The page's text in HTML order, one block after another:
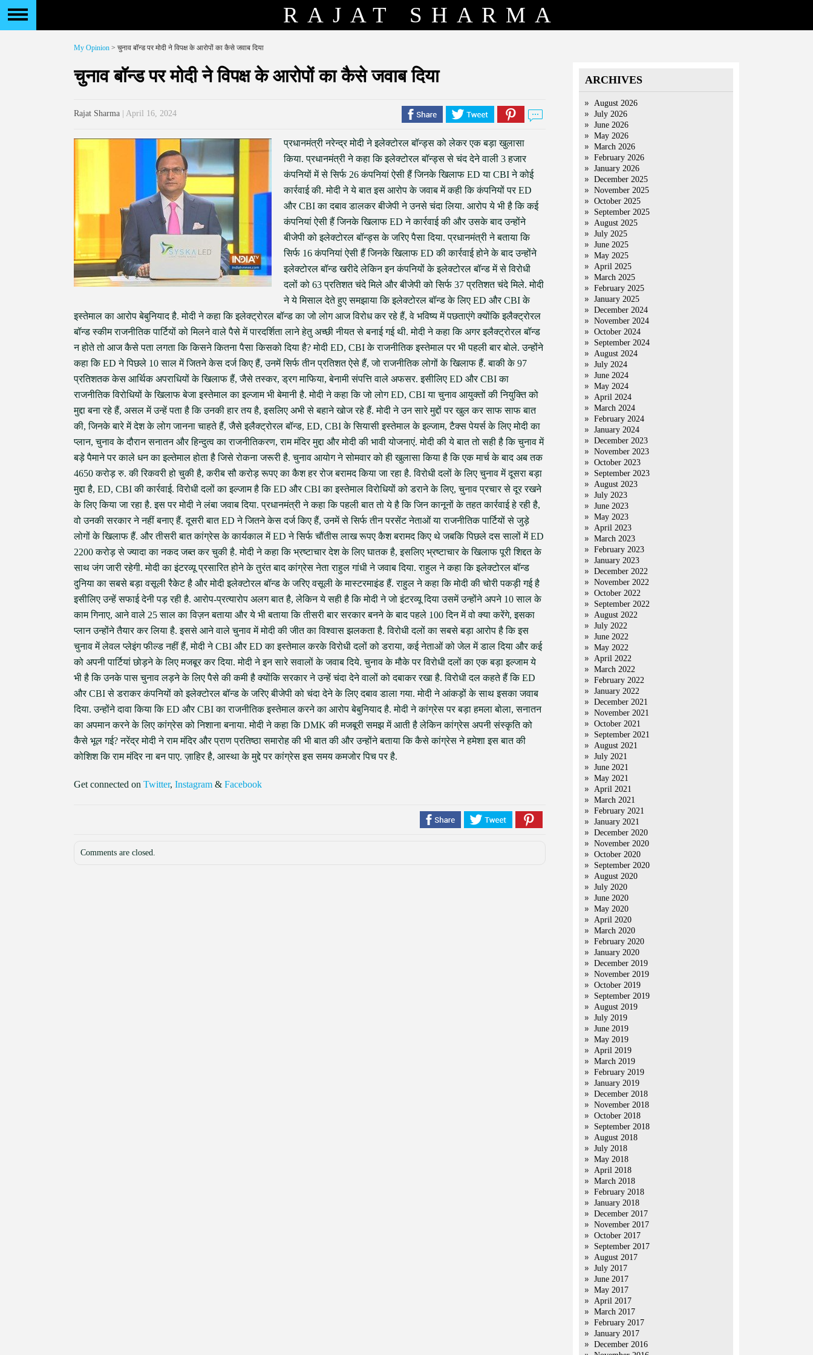
RAJAT SHARMA
My Opinion > चुनाव बॉन्ड पर मोदी ने विपक्ष के आरोपों का कैसे जवाब दिया
चुनाव बॉन्ड पर मोदी ने विपक्ष के आरोपों का कैसे जवाब दिया
Rajat Sharma | April 16, 2024
प्रधानमंत्री नरेन्द्र मोदी ने इलेक्टोरल बॉन्ड्स को लेकर एक बड़ा खुलासा
किया. प्रधानमंत्री ने कहा कि इलेक्टोरल बॉन्ड्स से चंद देने वाली 3 हजार
कंपनियों में से सिर्फ 26 कंपनियां ऐसी हैं जिनके खिलाफ ED या CBI ने कोई
कार्रवाई की. मोदी ने ये बात इस आरोप के जवाब में कही कि कंपनियों पर ED
और CBI का दबाव डालकर बीजेपी ने उनसे चंदा लिया. आरोप ये भी है कि कई
कंपनियां ऐसी हैं जिनके खिलाफ ED ने कार्रवाई की और उसके बाद उन्होंने
बीजेपी को इलेक्टोरल बॉन्ड्स के जरिए पैसा दिया. प्रधानमंत्री ने बताया कि
सिर्फ 16 कंपनियां ऐसी हैं जिनके खिलाफ ED की कार्रवाई होने के बाद उन्होंने
इलेक्टोरल बॉन्ड खरीदे लेकिन इन कंपनियों के इलेक्टोरल बॉन्ड में से विरोधी
दलों को 63 प्रतिशत चंदे मिले और बीजेपी को सिर्फ 37 प्रतिशत चंदे मिले. मोदी
ने ये मिसाल देते हुए समझाया कि इलेक्टोरल बॉन्ड के लिए ED और CBI के
इस्तेमाल का आरोप बेबुनियाद है. मोदी ने कहा कि इलेक्ट्रोरल बॉन्ड का जो लोग आज विरोध कर रहे हैं, वे भविष्य में पछताएंगे क्योंकि इलैक्ट्रोरल
बॉन्ड स्कीम राजनीतिक पार्टियों को मिलने वाले पैसे में पारदर्शिता लाने हेतु अच्छी नीयत से बनाई गई थी. मोदी ने कहा कि अगर इलैक्ट्रोरल बॉन्ड
न होते तो आज कैसे पता लगता कि किसने कितना पैसा किसको दिया है? मोदी ED, CBI के राजनीतिक इस्तेमाल पर भी पहली बार बोले. उन्होंने
कहा कि ED ने पिछले 10 साल में जितने केस दर्ज किए हैं, उनमें सिर्फ तीन प्रतिशत ऐसे हैं, जो राजनीतिक लोगों के खिलाफ हैं. बाकी के 97
प्रतिशतक केस आर्थिक अपराधियों के खिलाफ हैं, जैसे तस्कर, ड्रग माफिया, बेनामी संपत्ति वाले अफसर. इसीलिए ED और CBI का
राजनीतिक विरोधियों के खिलाफ बेजा इस्तेमाल का इल्जाम भी बेमानी है. मोदी ने कहा कि जो लोग ED, CBI या चुनाव आयुक्तों की नियुक्ति को
मुद्दा बना रहे हैं, असल में उन्हें पता है कि उनकी हार तय है, इसलिए अभी से बहाने खोज रहे हैं. मोदी ने उन सारे मुद्दों पर खुल कर साफ साफ बात
की, जिनके बारे में देश के लोग जानना चाहते हैं, जैसे इलैक्ट्रोरल बॉन्ड, ED, CBI के सियासी इस्तेमाल के इल्जाम, टैक्स पेयर्स के लिए मोदी का
प्लान, चुनाव के दौरान सनातन और हिन्दुत्व का राजनीतिकरण, राम मंदिर मुद्दा और मोदी की भावी योजनाएं. मोदी की ये बात तो सही है कि चुनाव में
बड़े पैमाने पर काले धन का इल्तेमाल होता है जिसे रोकना जरूरी है. चुनाव आयोग ने सोमवार को ही खुलासा किया है कि एक मार्च के बाद अब तक
4650 करोड़ रु. की रिकवरी हो चुकी है, करीब सौ करोड़ रूपए का कैश हर रोज बरामद किया जा रहा है. विरोधी दलों के लिए चुनाव में दूसरा बड़ा
मुद्दा है, ED, CBI की कार्रवाई. विरोधी दलों का इल्जाम है कि ED और CBI का इस्तेमाल विरोधियों को डराने के लिए, चुनाव प्रचार से दूर रखने
के लिए किया जा रहा है. इस पर मोदी ने लंबा जवाब दिया. प्रधानमंत्री ने कहा कि पहली बात तो ये है कि जिन कानूनों के तहत कार्रवाई हे रही है,
वो उनकी सरकार ने नहीं बनाए हैं. दूसरी बात ED ने जितने केस दर्ज किए हैं, उनमें से सिर्फ तीन परसेंट नेताओं या राजनीतिक पार्टियों से जुड़े
लोगों के खिलाफ हैं. और तीसरी बात कांग्रेस के कार्यकाल में ED ने सिर्फ चौंतीस लाख रूपए कैश बरामद किए थे जबकि पिछले दस सालों में ED
2200 करोड़ से ज्यादा का नकद जब्त कर चुकी है. मोदी ने कहा कि भ्रष्टाचार देश के लिए घातक है, इसलिए भ्रष्टाचार के खिलाफ पूरी शिद्दत के
साथ जंग जारी रहेगी. मोदी का इंटरव्यू प्रसारित होने के तुरंत बाद कांग्रेस नेता राहुल गांधी ने जवाब दिया. राहुल ने कहा कि इलेक्टोरल बॉन्ड
दुनिया का सबसे बड़ा वसूली रैकेट है और मोदी इलेक्टोरल बॉन्ड के जरिए वसूली के मास्टरमाइंड हैं. राहुल ने कहा कि मोदी की चोरी पकड़ी गई है
इसीलिए उन्हें सफाई देनी पड़ रही है. आरोप-प्रत्यारोप अलग बात है, लेकिन ये सही है कि मोदी ने जो इंटरव्यू दिया उसमें उन्होंने अपने 10 साल के
काम गिनाए, आने वाले 25 साल का विज़न बताया और ये भी बताया कि तीसरी बार सरकार बनने के बाद पहले 100 दिन में वो क्या करेंगे, इसका
प्लान उन्होंने तैयार कर लिया है. इससे आने वाले चुनाव में मोदी की जीत का विश्वास झलकता है. विरोधी दलों का सबसे बड़ा आरोप है कि इस
चुनाव में लेवल प्लेइंग फील्ड नहीं हैं, मोदी ने CBI और ED का इस्तेमाल करके विरोधी दलों को डराया, कई नेताओं को जेल में डाल दिया और कई
को अपनी पार्टियां छोड़ने के लिए मजबूर कर दिया. मोदी ने इन सारे सवालों के जवाब दिये. चुनाव के मौके पर विरोधी दलों का एक बड़ा इल्जाम ये
भी है कि उनके पास चुनाव लड़ने के लिए पैसे की कमी है क्योंकि सरकार ने उन्हें चंदा देने वालों को दबाकर रखा है. विरोधी दल कहते हैं कि ED
और CBI से डराकर कंपनियों को इलेक्टोरल बॉन्ड के जरिए बीजेपी को चंदा देने के लिए दबाव डाला गया. मोदी ने आंकड़ों के साथ इसका जवाब
दिया. उन्होंने दावा किया कि ED और CBI का राजनीतिक इस्तेमाल करने का आरोप बेबुनियाद है. मोदी ने कांग्रेस पर बड़ा हमला बोला, सनातन
का अपमान करने के लिए कांग्रेस को निशाना बनाया. मोदी ने कहा कि DMK की मजबूरी समझ में आती है लेकिन कांग्रेस अपनी संस्कृति को
कैसे भूल गई? नरेंद्र मोदी ने राम मंदिर और प्राण प्रतिष्ठा समारोह की भी बात की और उन्होंने बताया कि कैसे कांग्रेस ने हमेशा इस बात की
कोशिश कि राम मंदिर ना बन पाए. ज़ाहिर है, आस्था के मुद्दे पर कांग्रेस इस समय कमजोर पिच पर है.
Get connected on Twitter, Instagram & Facebook
Comments are closed.
ARCHIVES
August 2026
July 2026
June 2026
May 2026
March 2026
February 2026
January 2026
December 2025
November 2025
October 2025
September 2025
August 2025
July 2025
June 2025
May 2025
April 2025
March 2025
February 2025
January 2025
December 2024
November 2024
October 2024
September 2024
August 2024
July 2024
June 2024
May 2024
April 2024
March 2024
February 2024
January 2024
December 2023
November 2023
October 2023
September 2023
August 2023
July 2023
June 2023
May 2023
April 2023
March 2023
February 2023
January 2023
December 2022
November 2022
October 2022
September 2022
August 2022
July 2022
June 2022
May 2022
April 2022
March 2022
February 2022
January 2022
December 2021
November 2021
October 2021
September 2021
August 2021
July 2021
June 2021
May 2021
April 2021
March 2021
February 2021
January 2021
December 2020
November 2020
October 2020
September 2020
August 2020
July 2020
June 2020
May 2020
April 2020
March 2020
February 2020
January 2020
December 2019
November 2019
October 2019
September 2019
August 2019
July 2019
June 2019
May 2019
April 2019
March 2019
February 2019
January 2019
December 2018
November 2018
October 2018
September 2018
August 2018
July 2018
May 2018
April 2018
March 2018
February 2018
January 2018
December 2017
November 2017
October 2017
September 2017
August 2017
July 2017
June 2017
May 2017
April 2017
March 2017
February 2017
January 2017
December 2016